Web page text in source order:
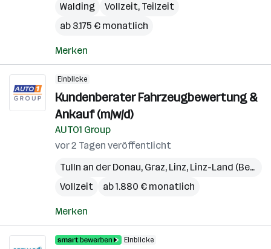
Walding
Vollzeit, Teilzeit
ab 3.175 € monatlich
Merken
Einblicke
Kundenberater Fahrzeugbewertung &
Ankauf (m/w/d)
AUTO1 Group
vor 2 Tagen veröffentlicht
Tulln an der Donau, Graz, Linz, Linz-Land (Bezirk)
Vollzeit
ab 1.880 € monatlich
Merken
Einblicke